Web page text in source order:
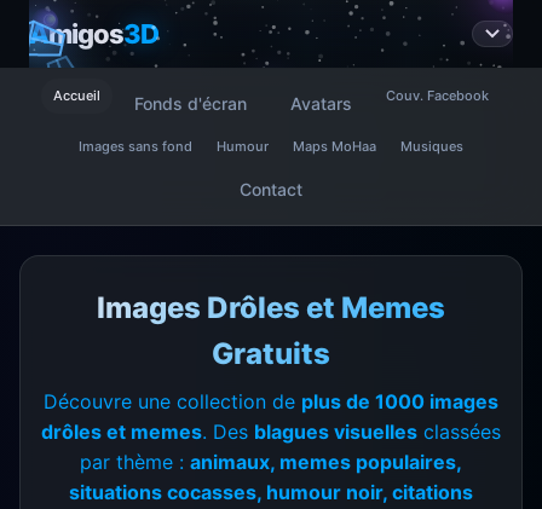
Amigos3D
Accueil Fonds d'écran Avatars Couv. Facebook
Images sans fond Humour Maps MoHaa Musiques
Contact
Images Drôles et Memes
Gratuits
Découvre une collection de plus de 1000 images
drôles et memes. Des blagues visuelles classées
par thème : animaux, memes populaires,
situations cocasses, humour noir, citations